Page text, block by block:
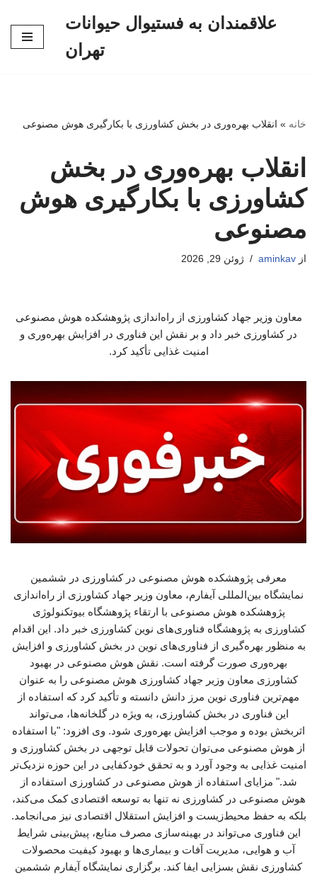
علاقمندان به فستیوال حیوانات
تهران
خانه » انقلاب بهره‌وری در بخش کشاورزی با بکارگیری هوش مصنوعی
انقلاب بهره‌وری در بخش
کشاورزی با بکارگیری هوش
مصنوعی
از aminkav ژوئن 29, 2026
معاون وزیر جهاد کشاورزی از راه‌اندازی پژوهشکده هوش مصنوعی
در کشاورزی خبر داد و بر نقش این فناوری در افزایش بهره‌وری و
امنیت غذایی تأکید کرد.
معرفی پژوهشکده هوش مصنوعی در کشاورزی در ششمین
نمایشگاه بین‌المللی آیفارم، معاون وزیر جهاد کشاورزی از راه‌اندازی
پژوهشکده هوش مصنوعی با ارتقاء پژوهشگاه بیوتکنولوژی
کشاورزی به پژوهشگاه فناوری‌های نوین کشاورزی خبر داد. این اقدام
به منظور بهره‌گیری از فناوری‌های نوین در بخش کشاورزی و افزایش
بهره‌وری صورت گرفته است. نقش هوش مصنوعی در بهبود
کشاورزی معاون وزیر جهاد کشاورزی هوش مصنوعی را به عنوان
مهم‌ترین فناوری نوین مرز دانش دانسته و تأکید کرد که استفاده از
این فناوری در بخش کشاورزی، به ویژه در گلخانه‌ها، می‌تواند
اثربخش بوده و موجب افزایش بهره‌وری شود. وی افزود: "با استفاده
از هوش مصنوعی می‌توان تحولات قابل توجهی در بخش کشاورزی و
امنیت غذایی به وجود آورد و به تحقق خودکفایی در این حوزه نزدیک‌تر
شد." مزایای استفاده از هوش مصنوعی در کشاورزی استفاده از
هوش مصنوعی در کشاورزی نه تنها به توسعه اقتصادی کمک می‌کند،
بلکه به حفظ محیط‌زیست و افزایش استقلال اقتصادی نیز می‌انجامد.
این فناوری می‌تواند در بهینه‌سازی مصرف منابع، پیش‌بینی شرایط
آب و هوایی، مدیریت آفات و بیماری‌ها و بهبود کیفیت محصولات
کشاورزی نقش بسزایی ایفا کند. برگزاری نمایشگاه آیفارم ششمین